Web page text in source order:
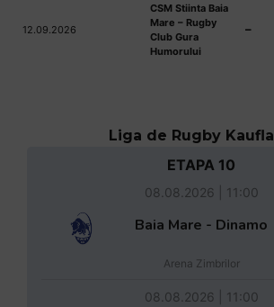
12.09.2026
CSM Stiinta Baia
Mare – Rugby
Club Gura
Humorului
–
Liga de Rugby
ETAPA 10
08.08.2026 | 11:00
Baia Mare - Dinamo
Arena Zimbrilor
08.08.2026 | 11:00